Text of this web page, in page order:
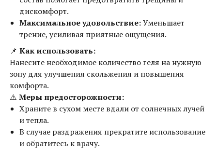
дискомфорт.
Максимальное удовольствие:Уменьшает
трение, усиливая приятные ощущения.
📌 Как использовать:
Нанесите необходимое количество геля на нужную
зону для улучшения скольжения и повышения
комфорта.
⚠️ Меры предосторожности:
Храните в сухом месте вдали от солнечных лучей
и тепла.
В случае раздражения прекратите использование
и обратитесь к врачу.